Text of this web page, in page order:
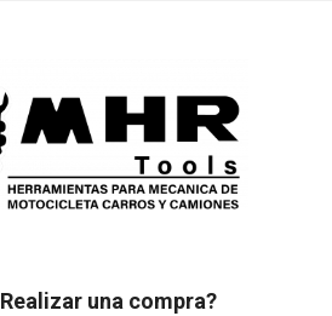
una compra?